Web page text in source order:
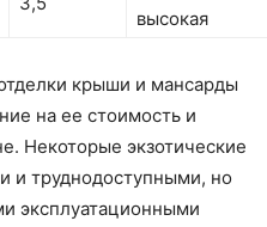
высокая
крыши и мансарды
на ее стоимость и
Некоторые экзотические
и труднодоступными, но
эксплуатационными